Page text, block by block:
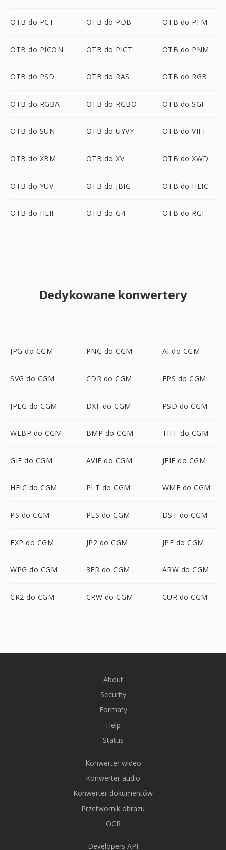
OTB do PCT OTB do PDB OTB do PFM
OTB do PICON OTB do PICT OTB do PNM
OTB do PSD OTB do RAS OTB do RGB
OTB do RGBA OTB do RGBO OTB do SGI
OTB do SUN OTB do UYVY OTB do VIFF
OTB do XBM OTB do XV OTB do XWD
OTB do YUV OTB do JBIG OTB do HEIC
OTB do HEIF OTB do G4 OTB do RGF
Dedykowane konwertery
JPG do CGM PNG do CGM AI do CGM
SVG do CGM CDR do CGM EPS do CGM
JPEG do CGM DXF do CGM PSD do CGM
WEBP do CGM BMP do CGM TIFF do CGM
GIF do CGM AVIF do CGM JFIF do CGM
HEIC do CGM PLT do CGM WMF do CGM
PS do CGM PES do CGM DST do CGM
EXP do CGM JP2 do CGM JPE do CGM
WPG do CGM 3FR do CGM ARW do CGM
CR2 do CGM CRW do CGM CUR do CGM
About
Security
Formaty
Help
Status
Konwerter wideo
Konwerter audio
Konwerter dokumentów
Przetwornik obrazu
OCR
Developers API